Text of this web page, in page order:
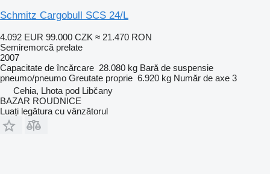
Schmitz Cargobull SCS 24/L
4.092 EUR 99.000 CZK ≈ 21.470 RON
Semiremorcă prelate
2007
Capacitate de încărcare 28.080 kg Bară de suspensie
pneumo/pneumo Greutate proprie 6.920 kg Număr de axe 3
Cehia, Lhota pod Libčany
BAZAR ROUDNICE
Luați legătura cu vânzătorul